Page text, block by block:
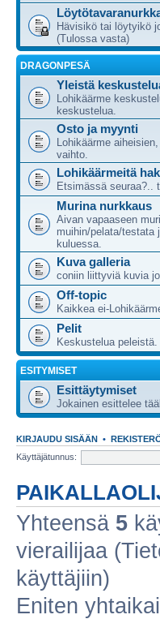
Hävisikö tai löytyikö
(Tulossa vasta)
DRAGONPESÄ
Yleistä
Lohikäärme
keskustelua.
Osto ja myynti
Lohikäärme
vaihto.
Lohikäärmeitä
Etsimässä seuraa?..
Murina nurkkaus
Aivan vapaaseen
muihin/pelata/testata
kuluessa.
Kuva galleria
coniin liittyviä kuvia
Off-topic
Kaikkea ei-
Pelit
Keskustelua peleistä.
ESITYMISET
Esittäytymiset
Jokainen esittelee
KIRJAUDU SISÄÄN •
Käyttäjätunnus:
Yhteensä 5
vierailijaa
käyttäjiin)
Eniten